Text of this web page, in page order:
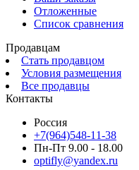
Отложенные
Список сравнения
Продавцам
Стать продавцом
Условия размещения
Все продавцы
Контакты
Россия
+7(964)548-11-38
Пн-Пт 9.00 - 18.00
optifly@yandex.ru